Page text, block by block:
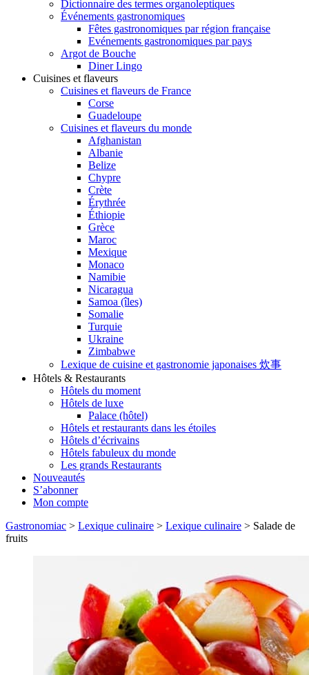
Dictionnaire des termes organoleptiques
Événements gastronomiques
Fêtes gastronomiques par région française
Evénements gastronomiques par pays
Argot de Bouche
Diner Lingo
Cuisines et flaveurs
Cuisines et flaveurs de France
Corse
Guadeloupe
Cuisines et flaveurs du monde
Afghanistan
Albanie
Belize
Chypre
Crète
Érythrée
Éthiopie
Grèce
Maroc
Mexique
Monaco
Namibie
Nicaragua
Samoa (îles)
Somalie
Turquie
Ukraine
Zimbabwe
Lexique de cuisine et gastronomie japonaises 炊事
Hôtels & Restaurants
Hôtels du moment
Hôtels de luxe
Palace (hôtel)
Hôtels et restaurants dans les étoiles
Hôtels d’écrivains
Hôtels fabuleux du monde
Les grands Restaurants
Nouveautés
S’abonner
Mon compte
Gastronomiac > Lexique culinaire > Lexique culinaire > Salade de
fruits